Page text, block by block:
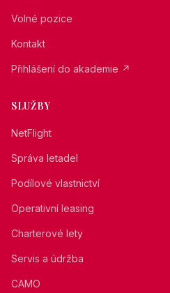
Volné pozice
Kontakt
Přihlášení do akademie ↗
SLUŽBY
NetFlight
Správa letadel
Podílové vlastnictví
Operativní leasing
Charterové lety
Servis a údržba
CAMO